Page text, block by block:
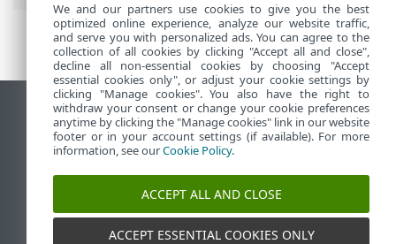
Vis computerwebsted
End of Life
ESET-vidensbase
ESET-forum
ESET Status Portal
Regional support
We and our partners use cookies to give you the best
optimized online experience, analyze our website traffic,
and serve you with personalized ads. You can agree to the
collection of all cookies by clicking "Accept all and close",
decline all non-essential cookies by choosing "Accept
essential cookies only", or adjust your cookie settings by
clicking "Manage cookies". You also have the right to
withdraw your consent or change your cookie preferences
anytime by clicking the "Manage cookies" link in our website
footer or in your account settings (if available). For more
information, see ourCookie Policy.
ACCEPT ALL AND CLOSE
ACCEPT ESSENTIAL COOKIES ONLY